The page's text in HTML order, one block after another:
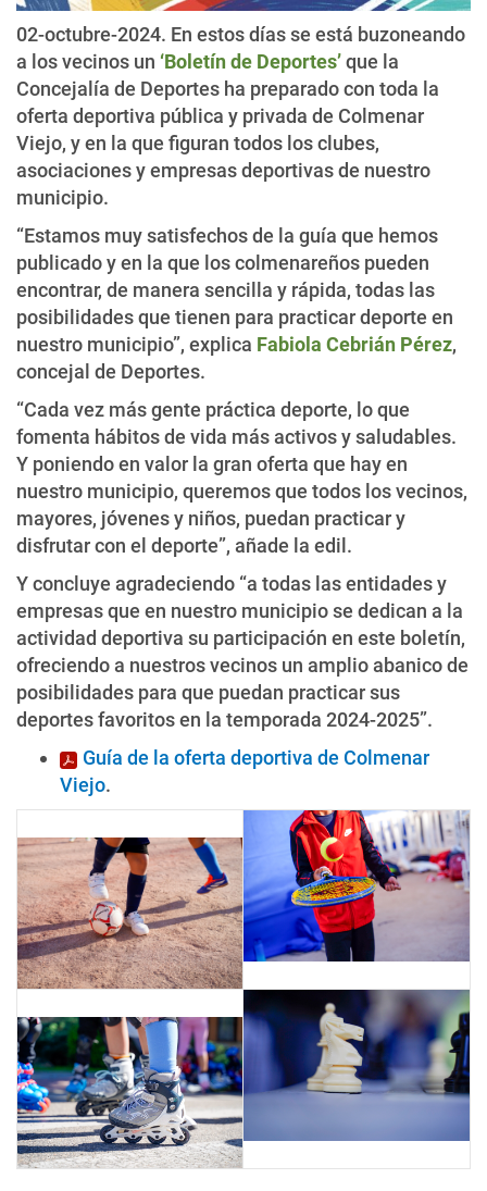
02-octubre-2024. En estos días se está buzoneando
a los vecinos un ‘Boletín de Deportes’que la
Concejalía de Deportes ha preparado con toda la
oferta deportiva pública y privada de Colmenar
Viejo, y en la que figuran todos los clubes,
asociaciones y empresas deportivas de nuestro
municipio.
“Estamos muy satisfechos de la guía que hemos
publicado y en la que los colmenareños pueden
encontrar, de manera sencilla y rápida, todas las
posibilidades que tienen para practicar deporte en
nuestro municipio”, explica Fabiola Cebrián Pérez,
concejal de Deportes.
“Cada vez más gente práctica deporte, lo que
fomenta hábitos de vida más activos y saludables.
Y poniendo en valor la gran oferta que hay en
nuestro municipio, queremos que todos los vecinos,
mayores, jóvenes y niños, puedan practicar y
disfrutar con el deporte”, añade la edil.
Y concluye agradeciendo “a todas las entidades y
empresas que en nuestro municipio se dedican a la
actividad deportiva su participación en este boletín,
ofreciendo a nuestros vecinos un amplio abanico de
posibilidades para que puedan practicar sus
deportes favoritos en la temporada 2024-2025”.
Guía de la oferta deportiva de Colmenar
Viejo.